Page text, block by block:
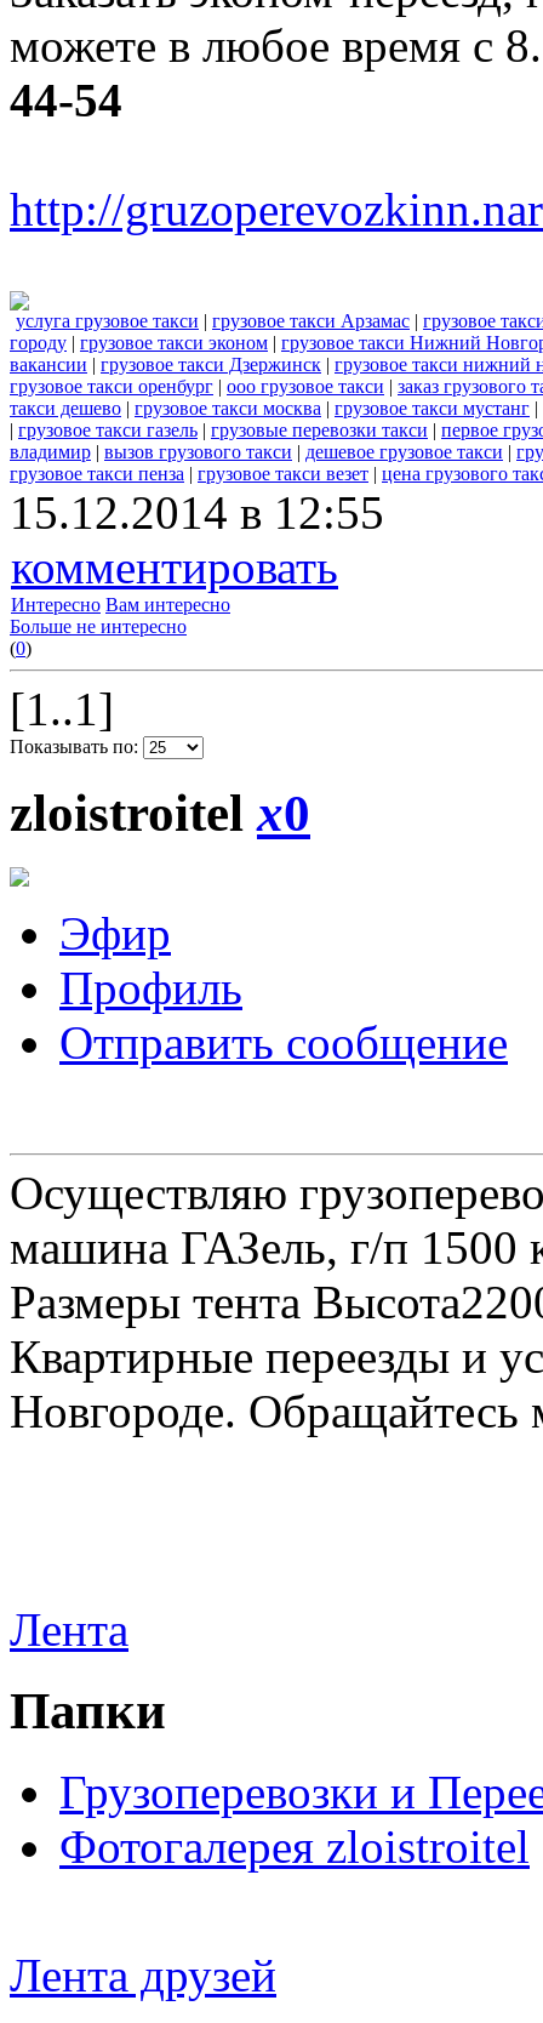
можете в любое время с
44-54
http://
услуга грузовое такси | грузовое такси Арзамас | грузовое
городу | грузовое такси эконом | грузовое такси Нижний
вакансии | грузовое такси Дзержинск | грузовое такси нижний
грузовое такси оренбург | ооо грузовое такси | заказ грузового
такси дешево | грузовое такси москва | грузовое такси мустанг |
| грузовое такси газель | грузовые перевозки такси | первое
владимир | вызов грузового такси | дешевое грузовое такси |
грузовое такси пенза | грузовое такси везет | цена грузового
15.12.2014 в 12:55
комментировать
Интересно Вам интересно
Больше не интересно
(0)
[1..1]
Показывать по:
zloistroitelx0
Эфир
Профиль
Отправить сообщение
Осуществляю
машина ГАЗель, г/п 1500
Размеры тента
Квартирные переезды и
Новгороде.
Лента
Папки
Грузоперевозки и
Фотогалерея zloistroitel
Лента друзей